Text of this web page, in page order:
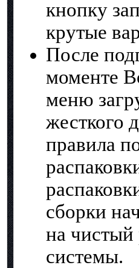
кнопку
крутые
После
моменте
меню
жесткого
правила
сборки
на чистый
системы.